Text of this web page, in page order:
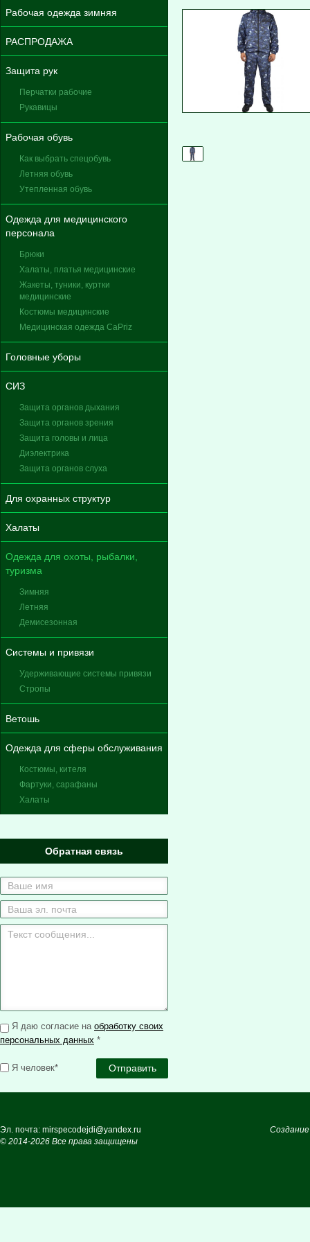
Рабочая одежда зимняя
РАСПРОДАЖА
Защита рук
Перчатки рабочие
Рукавицы
Рабочая обувь
Как выбрать спецобувь
Летняя обувь
Утепленная обувь
Одежда для медицинского
персонала
Брюки
Халаты, платья медицинские
Жакеты, туники, куртки
медицинские
Костюмы медицинские
Медицинская одежда CaPriz
Головные уборы
СИЗ
Защита органов дыхания
Защита органов зрения
Защита головы и лица
Диэлектрика
Защита органов слуха
Для охранных структур
Халаты
Одежда для охоты, рыбалки,
туризма
Зимняя
Летняя
Демисезонная
Системы и привязи
Удерживающие системы привязи
Стропы
Ветошь
Одежда для сферы обслуживания
Костюмы, кителя
Фартуки, сарафаны
Халаты
Обратная связь
Я даю согласие на обработку своих
персональных данных *
Я человек*
Эл. почта: mirspecodejdi@yandex.ru
© 2014-2026 Все права защищены